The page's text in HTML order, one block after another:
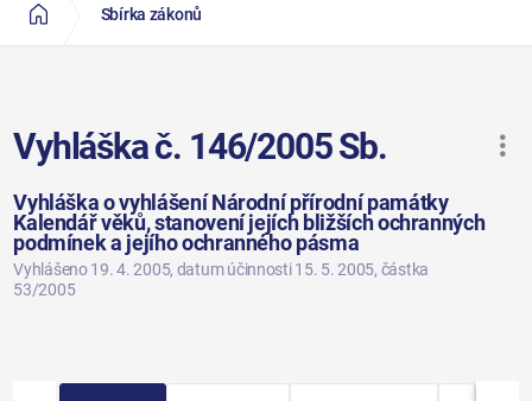
Sbírka zákonů
Vyhláška č. 146/2005 Sb.
Vyhláška o vyhlášení Národní přírodní památky
Kalendář věků, stanovení jejích bližších ochranných
podmínek a jejího ochranného pásma
Vyhlášeno 19. 4. 2005, datum účinnosti 15. 5. 2005, částka
53/2005